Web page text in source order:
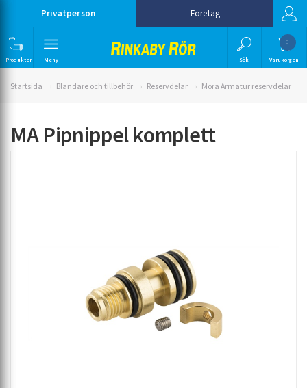
Privatperson Företag
Produkter Meny Sök
0
Varukorgen
Startsida Blandare och tillbehör Reservdelar Mora Armatur reservdelar
MA Pipnippel komplett